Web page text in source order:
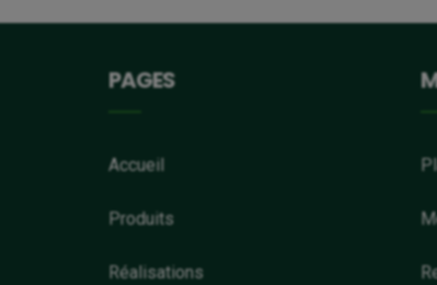
PAGES
Accueil
Produits
Réalisations